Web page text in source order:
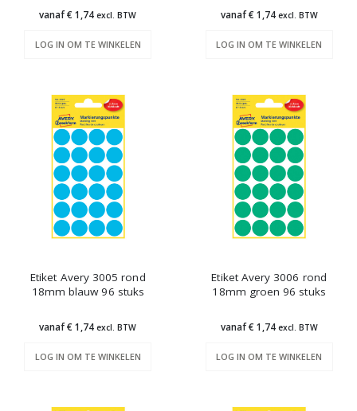
vanaf € 1,74excl. BTW
LOG IN OM TE WINKELEN
vanaf € 1,74 excl. BTW
LOG IN OM TE WINKELEN
Etiket Avery 3005 rond
18mm blauw 96 stuks
vanaf € 1,74excl. BTW
LOG IN OM TE WINKELEN
Etiket Avery 3006 rond
18mm groen 96 stuks
vanaf € 1,74 excl. BTW
LOG IN OM TE WINKELEN